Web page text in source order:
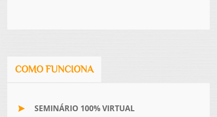
COMO FUNCIONA
SEMINÁRIO 100% VIRTUAL